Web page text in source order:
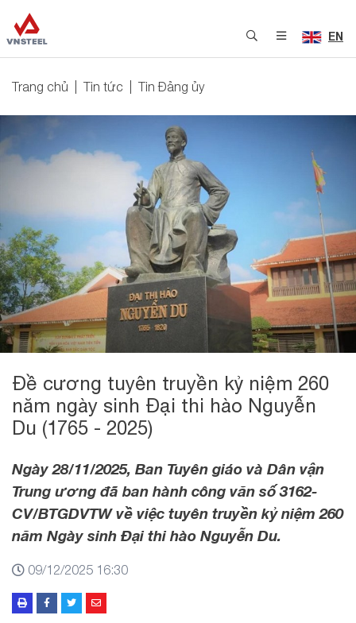
EN
Trang chủ Tin tức Tin Đảng ủy
Đề cương tuyên truyền kỷ niệm 260
năm ngày sinh Đại thi hào Nguyễn
Du (1765 - 2025)
Ngày 28/11/2025, Ban Tuyên giáo và Dân vận
Trung ương đã ban hành công văn số 3162-
CV/BTGDVTW về việc tuyên truyền kỷ niệm 260
năm Ngày sinh Đại thi hào Nguyễn Du.
09/12/2025 16:30